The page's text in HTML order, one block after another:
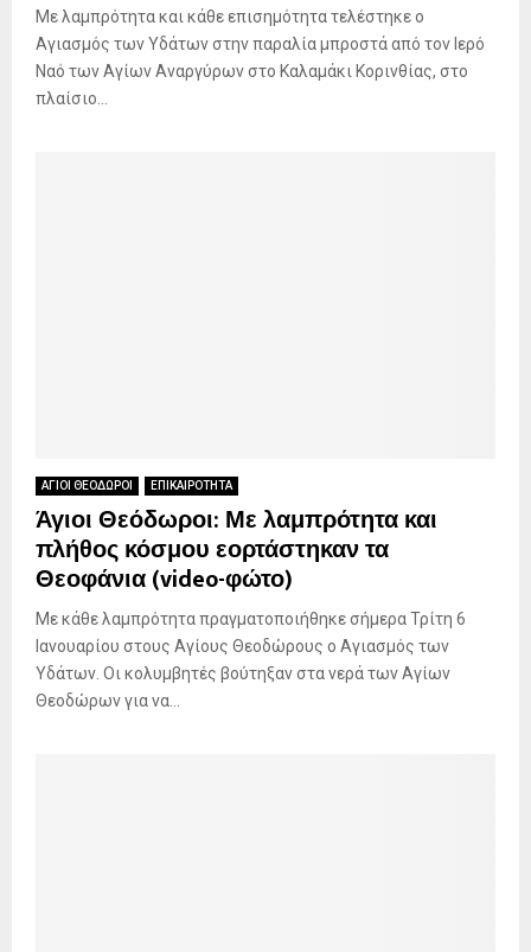
Με λαμπρότητα και κάθε επισημότητα τελέστηκε ο
Αγιασμός των Υδάτων στην παραλία μπροστά από τον Ιερό
Ναό των Αγίων Αναργύρων στο Καλαμάκι Κορινθίας, στο
πλαίσιο...
ΑΓΙΟΙ ΘΕΟΔΩΡΟΙ ΕΠΙΚΑΙΡΟΤΗΤΑ
Άγιοι Θεόδωροι: Με λαμπρότητα και
πλήθος κόσμου εορτάστηκαν τα
Θεοφάνια (video-φώτο)
Με κάθε λαμπρότητα πραγματοποιήθηκε σήμερα Τρίτη 6
Ιανουαρίου στους Αγίους Θεοδώρους ο Αγιασμός των
Υδάτων. Οι κολυμβητές βούτηξαν στα νερά των Αγίων
Θεοδώρων για να...